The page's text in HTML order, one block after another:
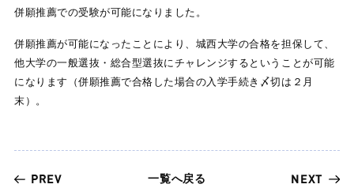
併願推薦での受験が可能になりました。
併願推薦が可能になったことにより、城西大学の合格を担保して、
他大学の一般選抜・総合型選抜にチャレンジするということが可能
になります（併願推薦で合格した場合の入学手続き〆切は２月
末）。
PREV 一覧へ戻る NEXT